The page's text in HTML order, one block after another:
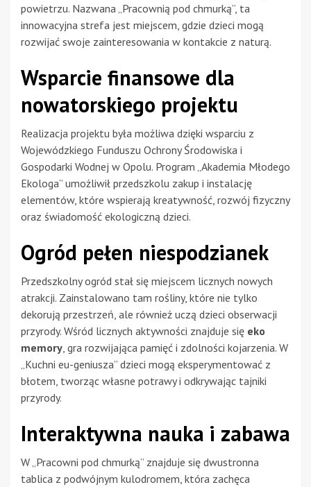
powietrzu. Nazwana „Pracownią pod chmurką”, ta
innowacyjna strefa jest miejscem, gdzie dzieci mogą
rozwijać swoje zainteresowania w kontakcie z naturą.
Wsparcie finansowe dla
nowatorskiego projektu
Realizacja projektu była możliwa dzięki wsparciu z
Wojewódzkiego Funduszu Ochrony Środowiska i
Gospodarki Wodnej w Opolu. Program „Akademia Młodego
Ekologa” umożliwił przedszkolu zakup i instalację
elementów, które wspierają kreatywność, rozwój fizyczny
oraz świadomość ekologiczną dzieci.
Ogród pełen niespodzianek
Przedszkolny ogród stał się miejscem licznych nowych
atrakcji. Zainstalowano tam rośliny, które nie tylko
dekorują przestrzeń, ale również uczą dzieci obserwacji
przyrody. Wśród licznych aktywności znajduje się eko
memory , gra rozwijająca pamięć i zdolności kojarzenia. W
„Kuchni eu-geniusza” dzieci mogą eksperymentować z
błotem, tworząc własne potrawy i odkrywając tajniki
przyrody.
Interaktywna nauka i zabawa
W „Pracowni pod chmurką” znajduje się dwustronna
tablica z podwójnym kulodromem, która zachęca